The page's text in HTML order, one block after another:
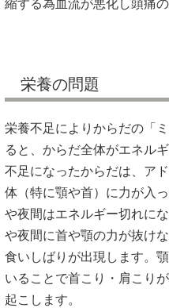
縮する為血流が悪化し頭痛
栄養の問題
栄養不足によりからだの「
ると、からだ全体がエネル
不足になったからだは、ア
体（特に顎や首）に力が入
や夜間はエネルギー切れに
や夜間に首や顎の力が抜け
食いしばりが出現します。
いることで首こり・肩こり
起こします。